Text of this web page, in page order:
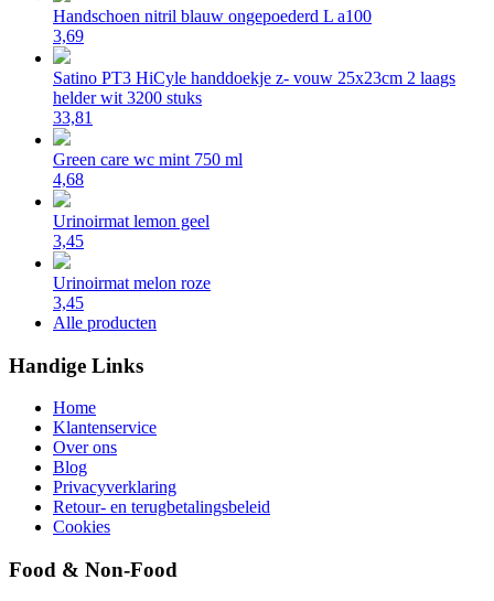
Handschoen nitril blauw ongepoederd L a100
3,69
Satino PT3 HiCyle handdoekje z- vouw 25x23cm 2 laags
helder wit 3200 stuks
33,81
Green care wc mint 750 ml
4,68
Urinoirmat lemon geel
3,45
Urinoirmat melon roze
3,45
Alle producten
Handige Links
Home
Klantenservice
Over ons
Blog
Privacyverklaring
Retour- en terugbetalingsbeleid
Cookies
Food & Non-Food